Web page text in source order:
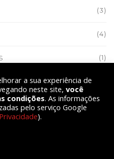
(3)
(4)
(1)
a sua experiência de
neste site, você
condições. As informações
pelo serviço Google
).